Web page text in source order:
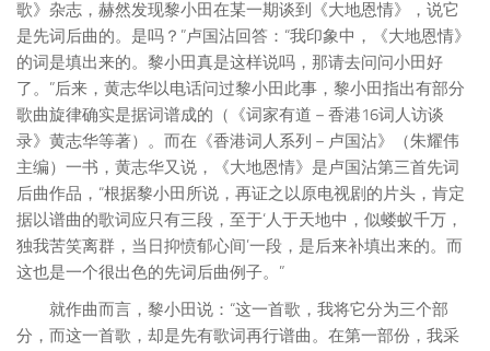
歌》杂志，赫然发现黎小田在某一期谈到《大地恩情》，说它
是先词后曲的。是吗？”卢国沾回答：“我印象中，《大地恩情》
的词是填出来的。黎小田真是这样说吗，那请去问问小田好
了。”后来，黄志华以电话问过黎小田此事，黎小田指出有部分
歌曲旋律确实是据词谱成的（《词家有道－香港16词人访谈
录》黄志华等著）。而在《香港词人系列－卢国沾》（朱耀伟
主编）一书，黄志华又说，《大地恩情》是卢国沾第三首先词
后曲作品，“根据黎小田所说，再证之以原电视剧的片头，肯定
据以谱曲的歌词应只有三段，至于‘人于天地中，似蝼蚁千万，
独我苦笑离群，当日抑愤郁心间’一段，是后来补填出来的。而
这也是一个很出色的先词后曲例子。”
就作曲而言 ，黎小田说：“这一首歌，我将它分为三个部
分，而这一首歌，却是先有歌词再行谱曲。在第一部份，我采